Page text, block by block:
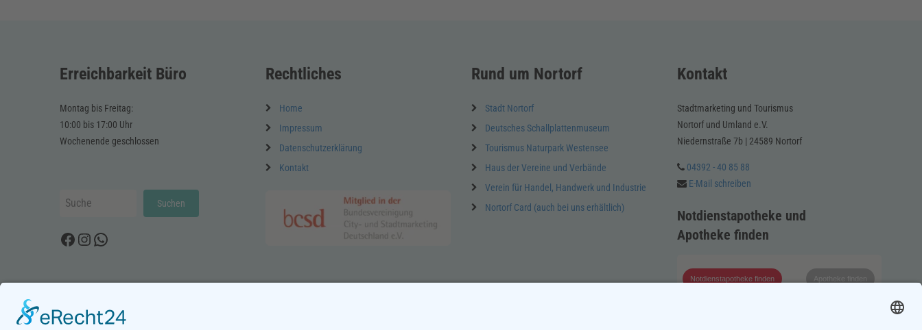
Erreichbarkeit Büro
Montag bis Freitag:
10:00 bis 17:00 Uhr
Wochenende geschlossen
Suchen
Suchen
Facebook
Instagram
WhatsApp
Rechtliches
Home
Impressum
Datenschutzerklärung
Kontakt
Rund um Nortorf
Stadt Nortorf
Deutsches Schallplattenmuseum
Tourismus Naturpark Westensee
Haus der Vereine und Verbände
Verein für Handel, Handwerk und Industrie
Nortorf Card (auch bei uns erhältlich)
Kontakt
Stadtmarketing und Tourismus
Nortorf und Umland e.V.
Niedernstraße 7b | 24589 Nortorf
04392 - 40 85 88
E-Mail schreiben
Notdienstapotheke und
Apotheke finden
Notdienstapotheke finden Apotheke finden